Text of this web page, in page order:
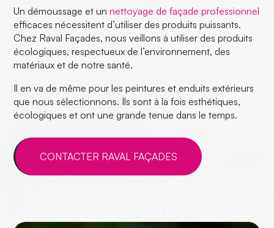
Un démoussage et unnettoyage de façade professionnel
efficaces nécessitent d’utiliser des produits puissants.
Chez Raval Façades, nous veillons à utiliser des produits
écologiques,respectueux de l’environnement, des
matériaux et de notre santé.
Il en va de même pour les peintures et enduits extérieurs
que nous sélectionnons. Ils sont à la fois esthétiques,
écologiques et ont une grande tenue dans le temps.
CONTACTER RAVAL FAÇADES